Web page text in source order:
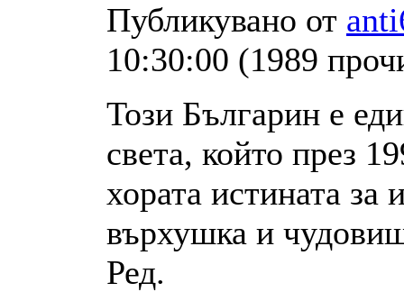
Публикувано от
10:30:00 (1989
Този Българин е
света, който през
хората истината за
върхушка и
Ред.